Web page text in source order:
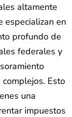
altamente
especializan en
profundo de
federales y
Esto
una
impuestos